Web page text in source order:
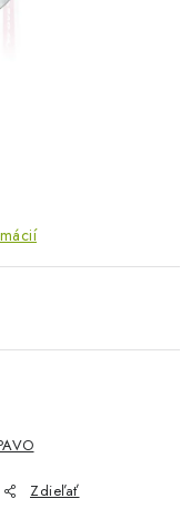
nám
Zdieľať